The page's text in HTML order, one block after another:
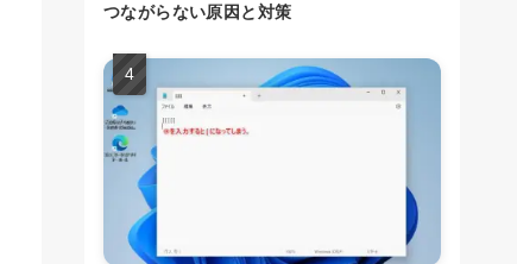
つながらない原因と対策